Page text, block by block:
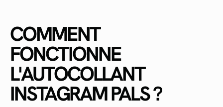
COMMENT
FONCTIONNE
L'AUTOCOLLANT
INSTAGRAM PALS ?